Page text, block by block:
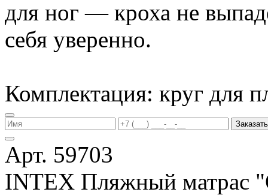
для ног — кроха не
себя уверенно.
Комплектация: круг для
Заказать
Арт. 59703
INTEX Пляжный